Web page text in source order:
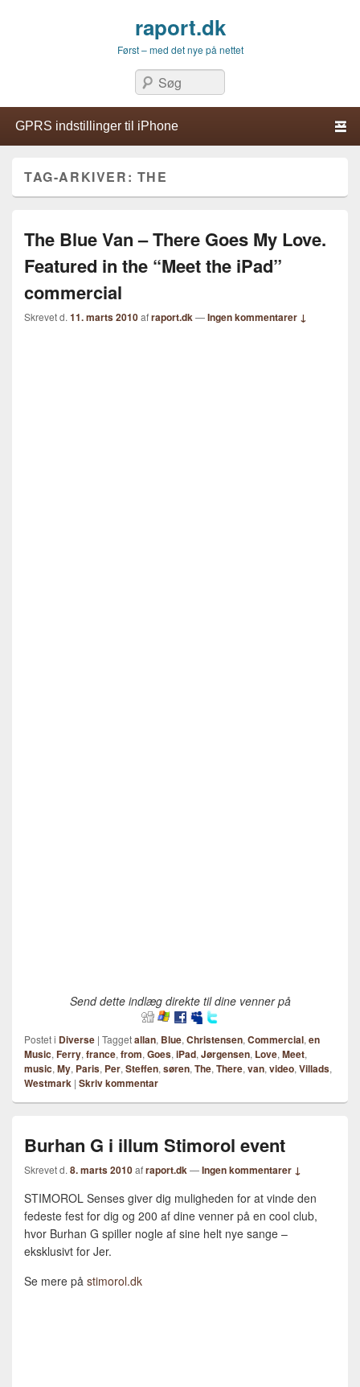
raport.dk
Først – med det nye på nettet
Søg
TAG-ARKIVER: THE
The Blue Van – There Goes My Love.
Featured in the “Meet the iPad”
commercial
Skrevet d. 11. marts 2010afraport.dk—Ingen kommentarer ↓
Send dette indlæg direkte til dine venner på
Postet i Diverse | Taggetallan, Blue, Christensen, Commercial, en
Music, Ferry, france, from, Goes, iPad, Jørgensen, Love, Meet,
music, My, Paris, Per, Steffen, søren, The, There, van, video, Villads,
Westmark | Skriv kommentar
Burhan G i illum Stimorol event
Skrevet d. 8. marts 2010afraport.dk—Ingen kommentarer ↓
STIMOROL Senses giver dig muligheden for at vinde den
fedeste fest for dig og 200 af dine venner på en cool club,
hvor Burhan G spiller nogle af sine helt nye sange –
eksklusivt for Jer.
Se mere på stimorol.dk